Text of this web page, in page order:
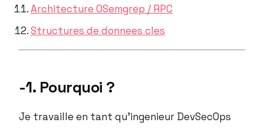
Architecture OSemgrep / RPC
Structures de donnees cles
-1. Pourquoi ?
Je travaille en tant qu’ingenieur DevSecOps